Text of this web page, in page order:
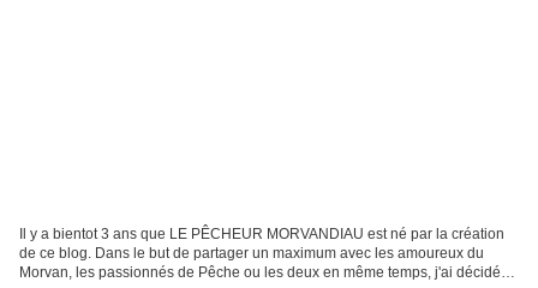
Il y a bientot 3 ans que LE PÊCHEUR MORVANDIAU est né par la création
de ce blog. Dans le but de partager un maximum avec les amoureux du
Morvan, les passionnés de Pêche ou les deux en même temps, j'ai décidé